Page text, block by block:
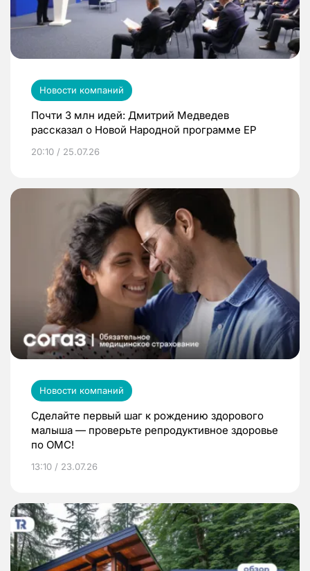
Новости компаний
Почти 3 млн идей: Дмитрий Медведев
рассказал о Новой Народной программе ЕР
20:10 / 25.07.26
Новости компаний
Сделайте первый шаг к рождению здорового
малыша — проверьте репродуктивное здоровье
по ОМС!
13:10 / 23.07.26